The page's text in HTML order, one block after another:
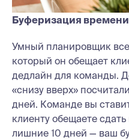
Буферизация времени
Умный планировщик
который он обещает
дедлайн для команды.
«снизу вверх»
дней. Команде вы
клиенту обещаете
лишние 10 дней — ваш